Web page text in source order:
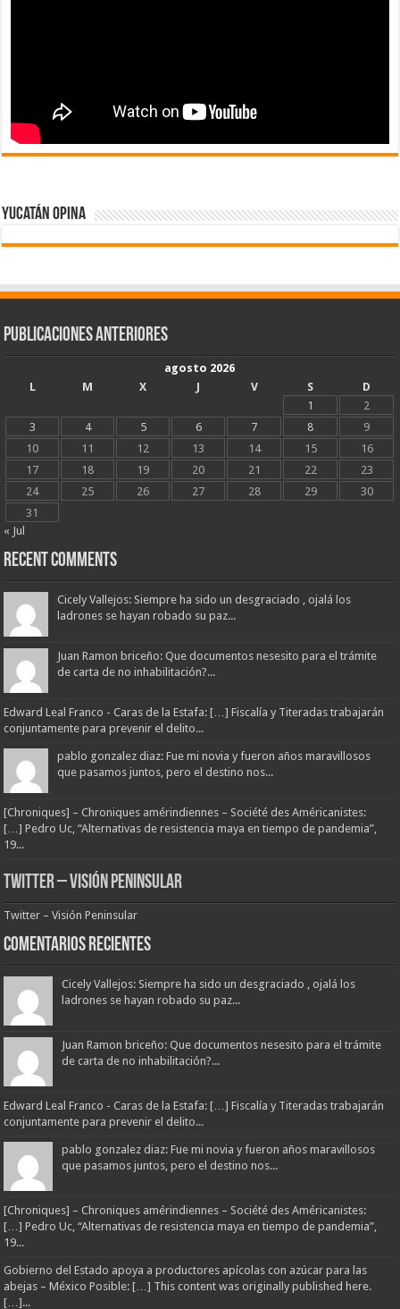
Yucatán Opina
Publicaciones Anteriores
agosto 2026
L
M X J V S
D
1
2
3
4 5 6 7 8
9
10
11 12 13 14 15
16
17
18 19 20 21 22
23
24
25 26 27 28 29
30
31
« Jul
Recent Comments
Cicely Vallejos: Siempre ha sido un desgraciado , ojalá los
ladrones se hayan robado su paz...
Juan Ramon briceño: Que documentos nesesito para el trámite
de carta de no inhabilitación?...
Edward Leal Franco - Caras de la Estafa: […] Fiscalía y Titeradas trabajarán
conjuntamente para prevenir el delito...
pablo gonzalez diaz: Fue mi novia y fueron años maravillosos
que pasamos juntos, pero el destino nos...
[Chroniques] – Chroniques amérindiennes – Société des Américanistes:
[…] Pedro Uc, “Alternativas de resistencia maya en tiempo de pandemia”,
19...
Twitter – Visión Peninsular
Twitter – Visión Peninsular
Comentarios Recientes
Cicely Vallejos: Siempre ha sido un desgraciado , ojalá los
ladrones se hayan robado su paz...
Juan Ramon briceño: Que documentos nesesito para el trámite
de carta de no inhabilitación?...
Edward Leal Franco - Caras de la Estafa: […] Fiscalía y Titeradas trabajarán
conjuntamente para prevenir el delito...
pablo gonzalez diaz: Fue mi novia y fueron años maravillosos
que pasamos juntos, pero el destino nos...
[Chroniques] – Chroniques amérindiennes – Société des Américanistes:
[…] Pedro Uc, “Alternativas de resistencia maya en tiempo de pandemia”,
19...
Gobierno del Estado apoya a productores apícolas con azúcar para las
abejas – México Posible: […] This content was originally published here.
[…]...